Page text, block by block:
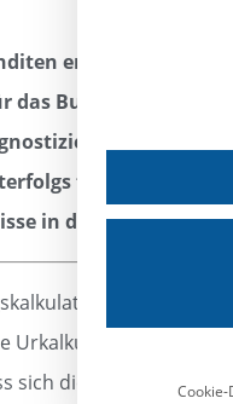
erfordern
das
die
für
in der
Urkalkulation wird
sich die ursprünglichCookie-